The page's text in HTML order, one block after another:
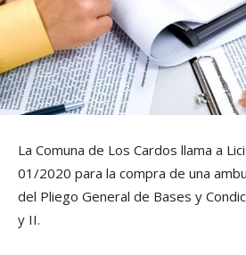
La Comuna de Los Cardos llama a
01/2020 para la compra de una
del Pliego General de Bases y
y II.